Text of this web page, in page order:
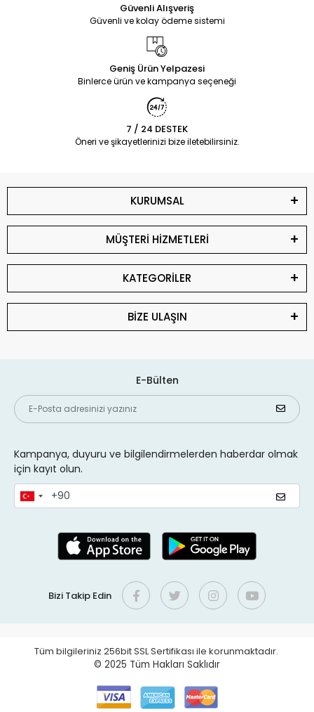
Güvenli Alışveriş
Güvenli ve kolay ödeme sistemi
Geniş Ürün Yelpazesi
Binlerce ürün ve kampanya seçeneği
7 / 24 DESTEK
Öneri ve şikayetlerinizi bize iletebilirsiniz.
KURUMSAL
MÜŞTERİ HİZMETLERİ
KATEGORİLER
BİZE ULAŞIN
E-Bülten
Kampanya, duyuru ve bilgilendirmelerden haberdar olmak
için kayıt olun.
Bizi Takip Edin
Tüm bilgileriniz 256bit SSL Sertifikası ile korunmaktadır.
© 2025 Tüm Hakları Saklıdır